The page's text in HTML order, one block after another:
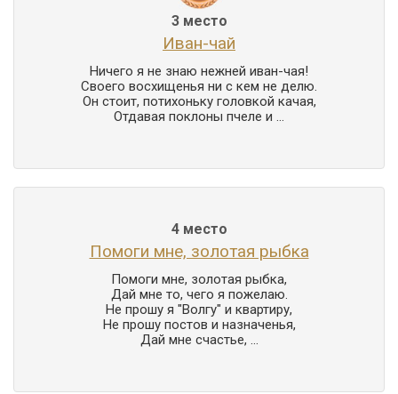
3 место
Иван-чай
Ничего я не знаю нежней иван-чая!
Своего восхищенья ни с кем не делю.
Он стоит, потихоньку головкой качая,
Отдавая поклоны пчеле и ...
4 место
Помоги мне, золотая рыбка
Помоги мне, золотая рыбка,
Дай мне то, чего я пожелаю.
Не прошу я "Волгу" и квартиру,
Не прошу постов и назначенья,
Дай мне счастье, ...